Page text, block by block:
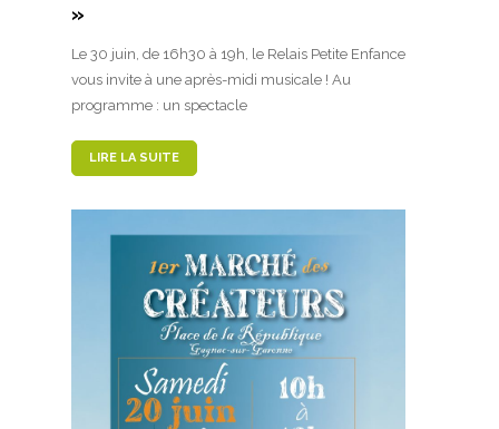
»
Le 30 juin, de 16h30 à 19h, le Relais Petite Enfance
vous invite à une après-midi musicale ! Au
programme : un spectacle
LIRE LA SUITE